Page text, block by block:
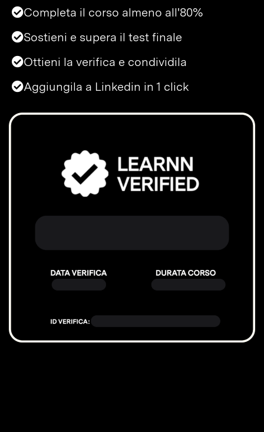
Completa il corso almeno all'80%
Sostieni e supera il test finale
Ottieni la verifica e condividila
Aggiungila a Linkedin in 1 click